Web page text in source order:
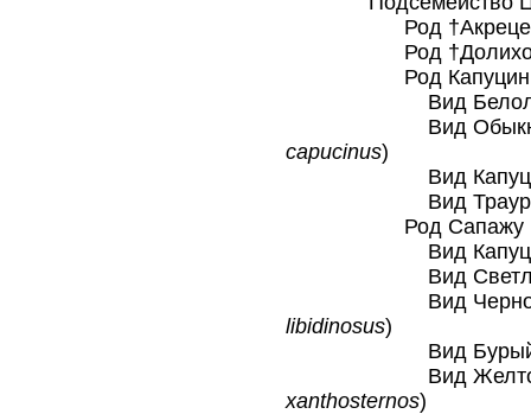
Род
Род
Род
Вид
Вид
capucinus)
Вид Капуцин-
Вид Траурный
Род Сапажу
Вид Капуцин-
Вид Светлый
Вид
libidinosus)
Вид Бурый
Вид
xanthosternos)